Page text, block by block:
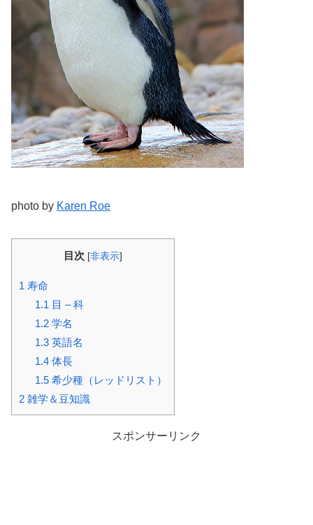
photo by Karen Roe
目次 [非表示]
1 寿命
1.1 目 – 科
1.2学名
1.3英語名
1.4体長
1.5希少種（レッドリスト）
2 雑学＆豆知識
スポンサーリンク